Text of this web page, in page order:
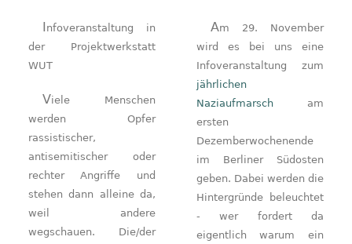
der Projektwerkstatt
WUT
Viele Menschen
werden Opfer
rassistischer,
antisemitischer oder
rechter Angriffe und
stehen dann alleine da,
weil andere
wegschauen. Die/der
Am 29. November
wird es bei uns eine
Infoveranstaltung zum
jährlichen
Naziaufmarsch am
ersten
Dezemberwochenende
im Berliner Südosten
geben. Dabei werden die
Hintergründe beleuchtet
- wer fordert da
eigentlich warum ein